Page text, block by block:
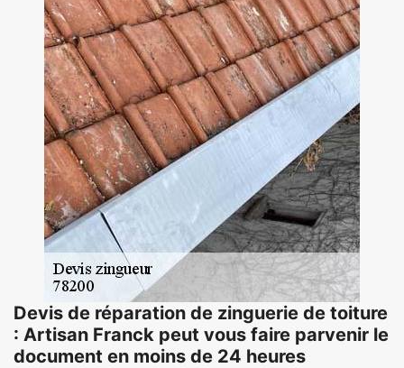
Devis de réparation de zinguerie de toiture
: Artisan Franck peut vous faire parvenir le
document en moins de 24 heures